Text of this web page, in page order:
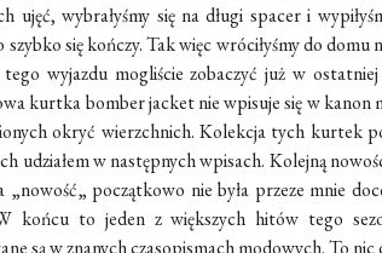
ujęć, wybrałyśmy się na długi spacer i
się kończy. Tak więc wróciłyśmy do domu
wyjazdu mogliście zobaczyć już w
kurtkabomberjacketnie wpisuje się w kanon
okryć wierzchnich. Kolekcja tych kurtek
udziałem w następnych wpisach. Kolejną
„nowość„ początkowo nie była przeze mnie
końcu to jeden z większych hitów tego
są wznanych czasopismachmodowych. To